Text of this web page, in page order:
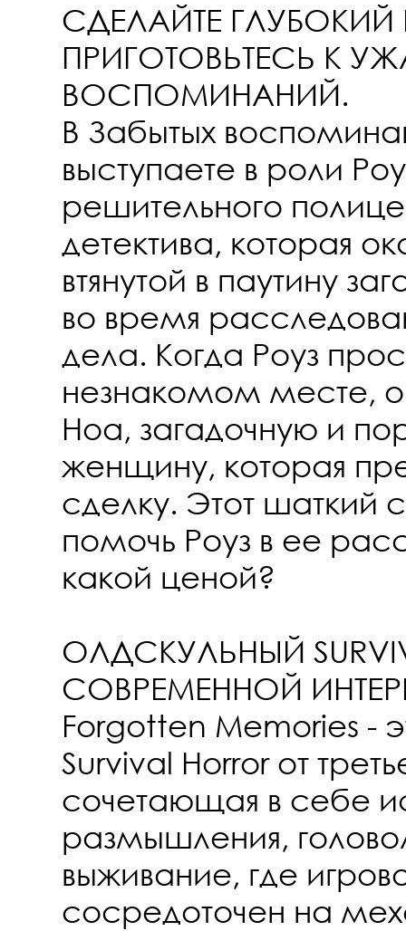
СДЕЛАЙТЕ
ПРИГОТОВЬТЕСЬ К
ВОСПОМИНАНИЙ.
В Забытых
выступаете в роли
решительного
детектива, которая
втянутой в паутину
во время
дела. Когда Роуз
незнакомом месте,
Ноа, загадочную и
женщину, которая
сделку. Этот шаткий
помочь Роуз в ее
какой ценой?
ОЛДСКУЛЬНЫЙ
СОВРЕМЕННОЙ
Forgotten Memories -
Survival Horror от
сочетающая в себе
размышления,
выживание, где
сосредоточен на